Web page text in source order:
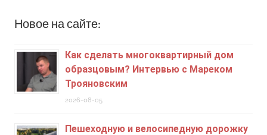
Новое на сайте:
Как сделать многоквартирный дом
образцовым? Интервью с Мареком
Трояновским
2026-08-05
Пешеходную и велосипедную дорожку